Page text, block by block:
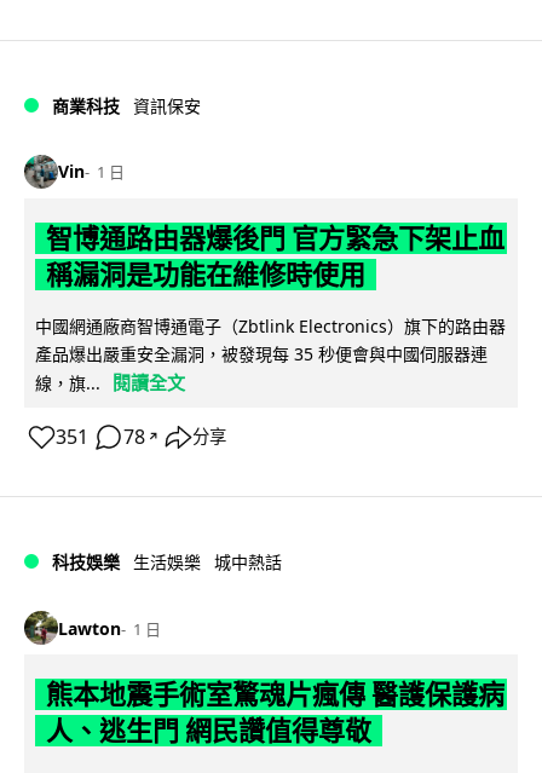
商業科技 資訊保安
Vin 1 日
智博通路由器爆後門 官方緊急下架止血
稱漏洞是功能在維修時使用
中國網通廠商智博通電子（Zbtlink Electronics）旗下的路由器
產品爆出嚴重安全漏洞，被發現每 35 秒便會與中國伺服器連
線，旗...
閱讀全文
351 78 ↗ 分享
科技娛樂 生活娛樂 城中熱話
Lawton 1 日
熊本地震手術室驚魂片瘋傳 醫護保護病
人、逃生門 網民讚值得尊敬